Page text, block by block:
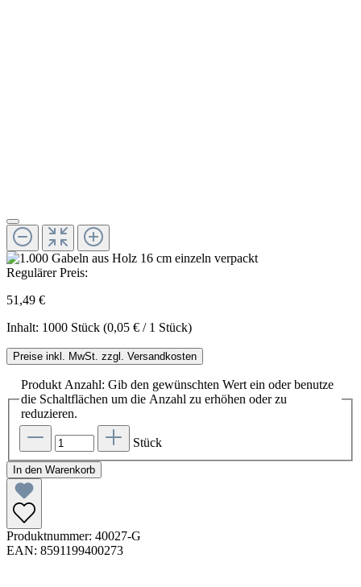
Regulärer Preis:
51,49 €
Inhalt: 1000 Stück (0,05 € / 1 Stück)
Preise inkl. MwSt. zzgl. Versandkosten
Produkt Anzahl: Gib den gewünschten Wert ein oder benutze
die Schaltflächen um die Anzahl zu erhöhen oder zu
reduzieren.
Stück
In den Warenkorb
Produktnummer: 40027-G
EAN: 8591199400273